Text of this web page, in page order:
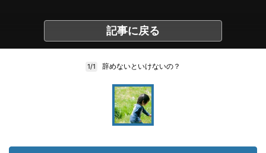
記事に戻る
1/1 辞めないといけないの？